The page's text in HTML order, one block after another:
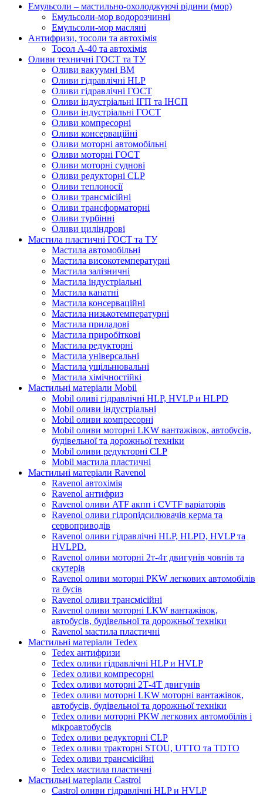
Емульсоли – мастильно-охолоджуючі рідини (мор)
Емульсоли-мор водорозчинні
Емульсоли-мор масляні
Антифризи, тосоли та автохімія
Тосол А-40 та автохімія
Оливи техничні ГОСТ та ТУ
Оливи вакуумні ВМ
Оливи гідравлічні HLP
Оливи гідравлічні ГОСТ
Оливи індустріальні ІГП та ІНСП
Оливи індустріальні ГОСТ
Оливи компресорні
Оливи консерваційні
Оливи моторні автомобільні
Оливи моторні ГОСТ
Оливи моторні суднові
Оливи редукторні CLP
Оливи теплоносії
Оливи трансмісійні
Оливи трансформаторні
Оливи турбінні
Оливи циліндрові
Мастила пластичні ГОСТ та ТУ
Мастила автомобільні
Мастила високотемпературні
Мастила залізничні
Мастила індустріальні
Мастила канатні
Мастила консерваційні
Мастила низькотемпературні
Мастила приладові
Мастила приробіткові
Мастила редукторні
Мастила універсальні
Мастила ущільнювальні
Мастила хімічностійкі
Мастильні матеріали Mobil
Mobil оливі гідравлічні HLP, HVLP и HLPD
Mobil оливи індустріальні
Mobil оливи компресорні
Mobil оливи моторні LKW вантажівок, автобусів,
будівельної та дорожньої техніки
Mobil оливи редукторні CLP
Mobil мастила пластичні
Мастильні матеріали Ravenol
Ravenol автохімія
Ravenol антифриз
Ravenol оливи ATF акпп і CVTF варіаторів
Ravenol оливи гідропідсилювачів керма та
сервоприводів
Ravenol оливи гідравлічні HLP, HLPD, HVLP та
HVLPD.
Ravenol оливи моторні 2т-4т двигунів човнів та
скутерів
Ravenol оливи моторні PKW легкових автомобілів
та бусів
Ravenol оливи трансмісійні
Ravenol оливи моторні LKW вантажівок,
автобусів, будівельної та дорожньої техніки
Ravenol мастила пластичні
Мастильні матеріали Tedex
Tedex антифризи
Tedex оливи гідравлічні HLP и HVLP
Tedex оливи компресорні
Tedex оливи моторні 2Т-4Т двигунів
Tedex оливи моторні LKW моторні вантажівок,
автобусів, будівельної та дорожньої техніки
Tedex оливи моторні PKW легкових автомобілів і
мікроавтобусів
Tedex оливи редукторні CLP
Tedex оливи тракторні STOU, UTTO та TDTO
Tedex оливи трансмісійні
Tedex мастила пластичні
Мастильні матеріали Castrol
Castrol оливи гідравлічні HLP и HVLP